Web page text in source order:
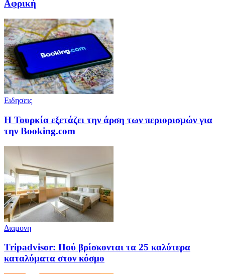
Αφρική
Ειδησεις
Η Τουρκία εξετάζει την άρση των περιορισμών για
την Booking.com
Διαμονη
Tripadvisor: Πού βρίσκονται τα 25 καλύτερα
καταλύματα στον κόσμο